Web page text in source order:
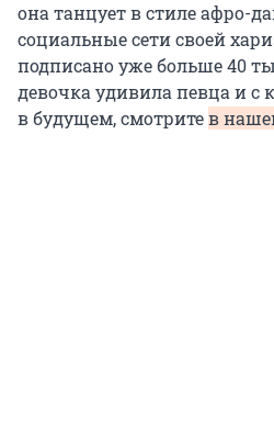
она танцует в стиле афро-
социальные сети своей
подписано уже больше 40
девочка удивила певца и с
в будущем, смотритев